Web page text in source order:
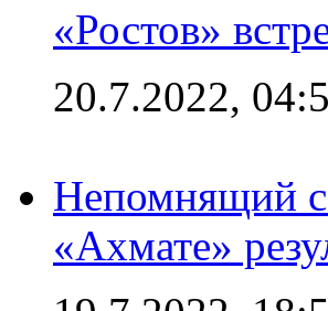
«Ростов»
20.7.2022,
Непомнящий
«Ахмате»